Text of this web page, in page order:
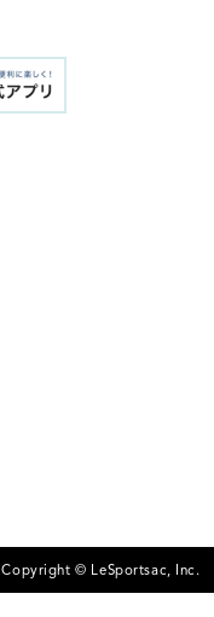
Copyright © LeSportsac, Inc.